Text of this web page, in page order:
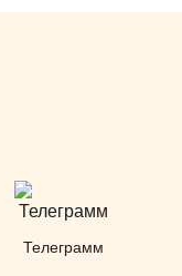
Телеграмм